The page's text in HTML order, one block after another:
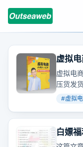
虚拟
虚拟电
压货发
27.9元
道，你
#虚拟
白嫖